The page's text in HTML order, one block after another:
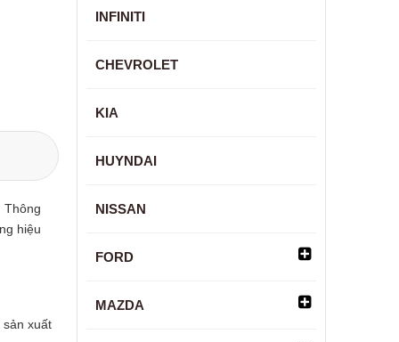
Thông
hiệu
xuất
INFINITI
CHEVROLET
KIA
HUYNDAI
NISSAN
FORD
MAZDA